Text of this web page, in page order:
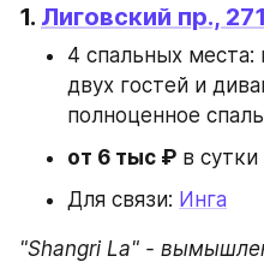
1. Лиговский пр., 271
4 спальных места:
двух гостей и
полноценное
от 6 тыс ₽ в сутки
Для связи: Инга
"Shangri La" -